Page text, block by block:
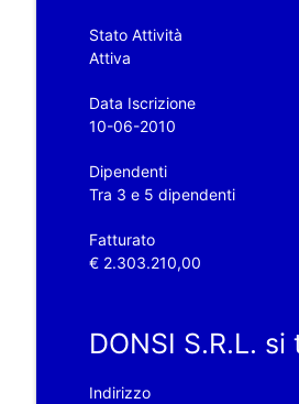
Stato Attività
Attiva
Data Iscrizione
10-06-2010
Dipendenti
Tra 3 e 5 dipendenti
Fatturato
€ 2.303.210,00
DONSI S.R.L.
Indirizzo